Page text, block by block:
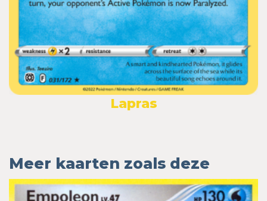
Lapras
Meer kaarten zoals deze